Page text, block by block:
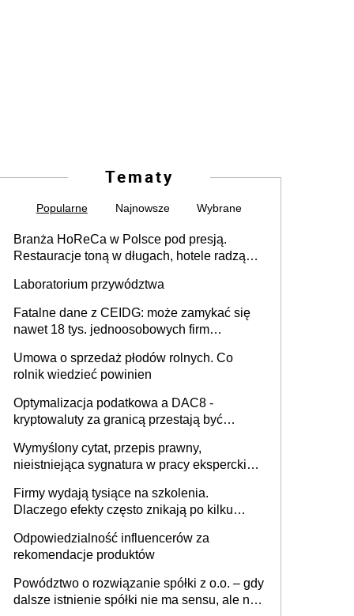
Tematy
Popularne Najnowsze Wybrane
Branża HoReCa w Polsce pod presją.
Restauracje toną w długach, hotele radzą
Laboratorium przywództwa
Fatalne dane z CEIDG: może zamykać się
nawet 18 tys. jednoosobowych firm
Umowa o sprzedaż płodów rolnych. Co
rolnik wiedzieć powinien
Optymalizacja podatkowa a DAC8 -
kryptowaluty za granicą przestają być
Wymyślony cytat, przepis prawny,
nieistniejąca sygnatura w pracy eksperckiej -
firmie
Firmy wydają tysiące na szkolenia.
Dlaczego efekty często znikają po kilku
Odpowiedzialność influencerów za
rekomendacje produktów
Powództwo o rozwiązanie spółki z o.o. – gdy
dalsze istnienie spółki nie ma sensu, ale nie